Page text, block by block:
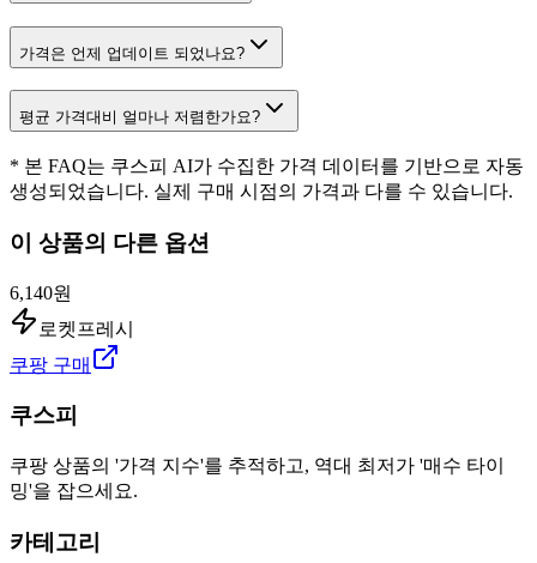
가격은 언제 업데이트 되었나요?
평균 가격대비 얼마나 저렴한가요?
* 본 FAQ는 쿠스피 AI가 수집한 가격 데이터를 기반으로 자동
생성되었습니다. 실제 구매 시점의 가격과 다를 수 있습니다.
이 상품의 다른 옵션
6,140원
로켓프레시
쿠팡 구매
쿠스피
쿠팡 상품의 '가격 지수'를 추적하고, 역대 최저가 '매수 타이
밍'을 잡으세요.
카테고리